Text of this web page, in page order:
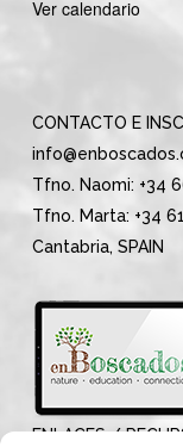
Ver calendario
CONTACTO E
Tfno. Naomi: +34
Tfno. Marta: +34
Cantabria, SPAIN
ENLACES /